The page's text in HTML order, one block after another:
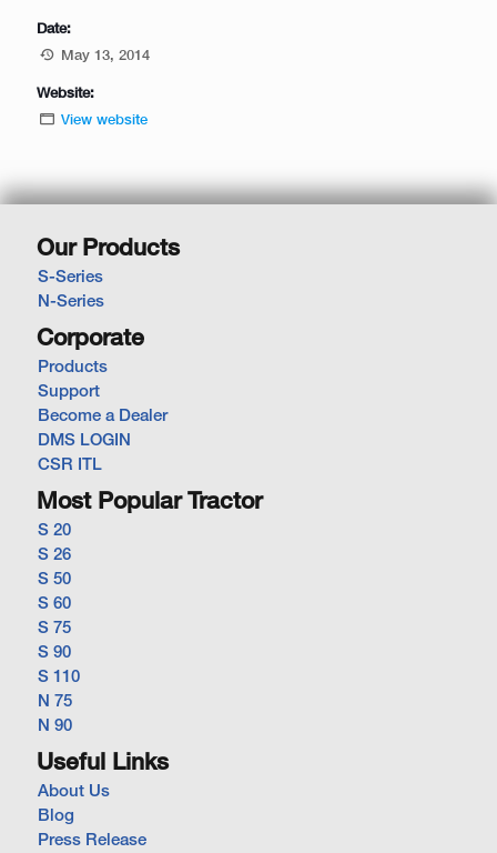
Date:
May 13, 2014
Website:
View website
Our Products
S-Series
N-Series
Corporate
Products
Support
Become a Dealer
DMS LOGIN
CSR ITL
Most Popular Tractor
S 20
S 26
S 50
S 60
S 75
S 90
S 110
N 75
N 90
Useful Links
About Us
Blog
Press Release